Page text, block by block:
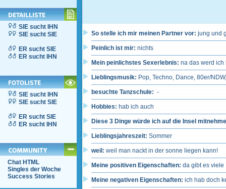
SIE sucht IHN
SIE sucht SIE
ER sucht SIE
ER sucht IHN
SIE sucht IHN
SIE sucht SIE
ER sucht SIE
ER sucht IHN
Chat HTML
Singles der Woche
Success Stories
So stelle ich mir meinen Partner vor: jung und
Peinlich ist mir: nichts
Mein peinlichstes Sexerlebnis: na das werd ich
Lieblingsmusik: Pop, Techno, Dance, 80er/
besuchte Tanzschule: -
Hobbies: hab ich auch
Diese 3 Dinge würde ich auf die Insel
Lieblingsjahreszeit: Sommer
weil: weil man nackt in der sonne liegen kann!
Meine positiven Eigenschaften: da gibt es viele
Meine negativen Eigenschaften: ich hab doch